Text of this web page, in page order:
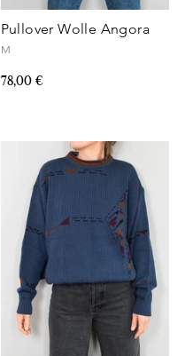
Pullover Wolle Angora
M
78,00 €